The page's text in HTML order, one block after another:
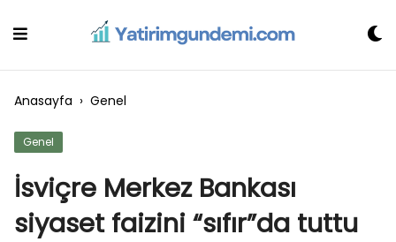
Anasayfa › Genel
Genel
İsviçre Merkez Bankası
siyaset faizini “sıfır”da tuttu